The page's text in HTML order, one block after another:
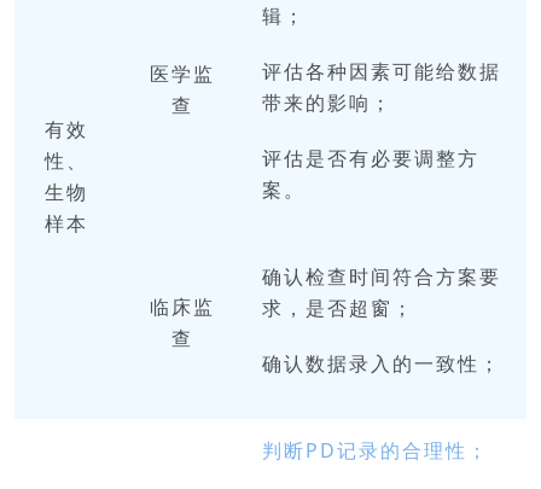
有效
性、
生物
样本
医学监
查
辑；
评估各种因素可能给数据
带来的影响；
评估是否有必要调整方
案。
临床监
查
确认检查时间符合方案要
求，是否超窗；
确认数据录入的一致性；
判断PD记录的合理性；